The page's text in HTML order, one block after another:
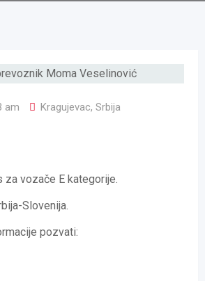
am Kragujevac, Srbija
za vozače E kategorije.
Slovenija.
pozvati: